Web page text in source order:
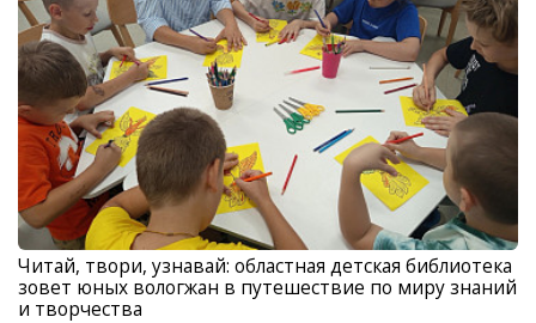
Читай, твори, узнавай: областная детская библиотека
зовет юных вологжан в путешествие по миру знаний
и творчества